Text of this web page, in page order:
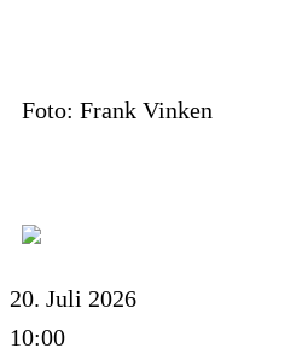
Foto: Frank Vinken
20. Juli 2026
10:00